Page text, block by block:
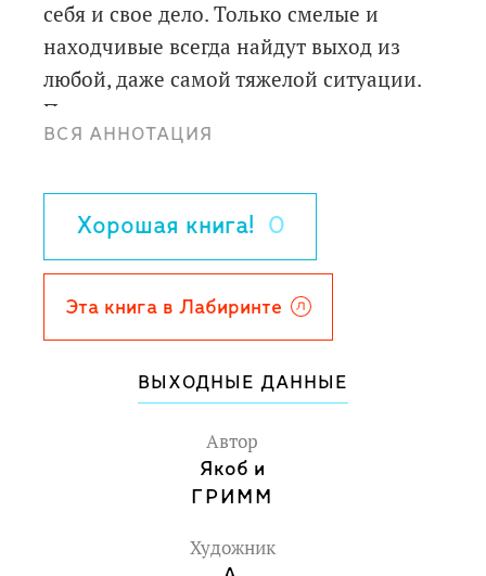
себя и свое дело. Только смелые и
находчивые всегда найдут выход из
любой, даже самой тяжелой ситуации.
Произведение предназначено для
чтения взрослыми детям и
младшего школьного возраста.
Яркие, остроумные иллюстрации А.
Лебедева заставляют острее
сопереживать героям и радоваться их
успехам.
ВСЯ АННОТАЦИЯ
Хорошая книга! 0
Эта книга в Лабиринте
ВЫХОДНЫЕ ДАННЫЕ
Автор
Якоб и
ГРИММ
Художник